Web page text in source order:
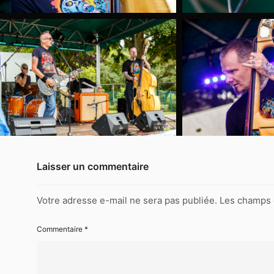
8771
2022-
09-
10-
Monster-
Klub-
8785
2022-
09-
10-
Monster-
Laisser un commentaire
Votre adresse e-mail ne sera pas publiée. Les
Commentaire *